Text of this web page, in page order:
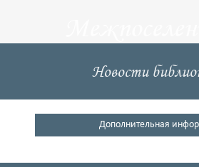
библиотека
Кущевский
Новости
Дополнительная